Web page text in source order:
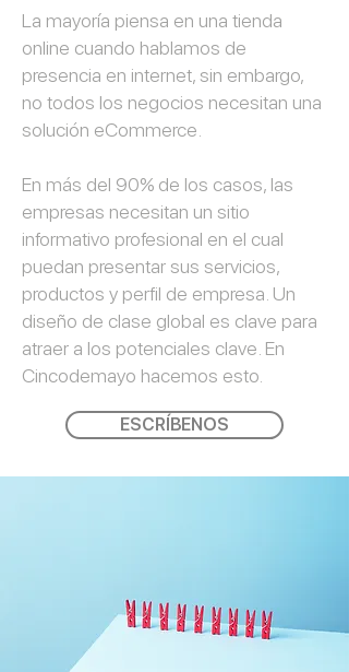
La mayoría piensa en una tienda
online cuando hablamos de
presencia en internet, sin embargo,
no todos los negocios necesitan una
solución eCommerce.
En más del 90% de los casos, las
empresas necesitan un sitio
informativo profesional en el cual
puedan presentar sus servicios,
productos y perfil de empresa. Un
diseño de clase global es clave para
atraer a los potenciales clave. En
Cincodemayo hacemos esto.
ESCRÍBENOS